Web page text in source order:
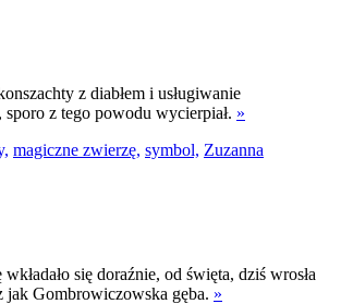
z diabłem i usługiwanie
z tego powodu wycierpiał. »
magiczne zwierzę, symbol, Zuzanna
się doraźnie, od święta, dziś wrosła
jak Gombrowiczowska gęba. »